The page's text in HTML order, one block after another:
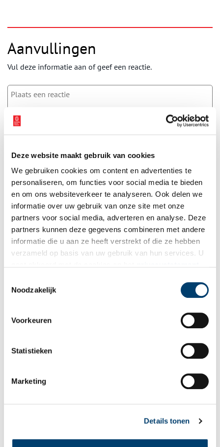
Deze website maakt gebruik van cookies
We gebruiken cookies om content en advertenties te
personaliseren, om functies voor social media te bieden
en om ons websiteverkeer te analyseren. Ook delen we
informatie over uw gebruik van onze site met onze
partners voor social media, adverteren en analyse. Deze
partners kunnen deze gegevens combineren met andere
informatie die u aan ze heeft verstrekt of die ze hebben
verzameld op basis van uw gebruik van hun services. U
Noodzakelijk
Voorkeuren
Statistieken
Marketing
Details tonen
Aanvullingen
Vul deze informatie aan of geef een reactie.
Vereiste velden zijn gemarkeerd met *. Het e-mailadres wordt niet
gepubliceerd.
Naam
E-mail
Vink dit aan als u op de hoogte gehouden wil worden.
Een jaar rond in de Eendenkooi ’t Zand